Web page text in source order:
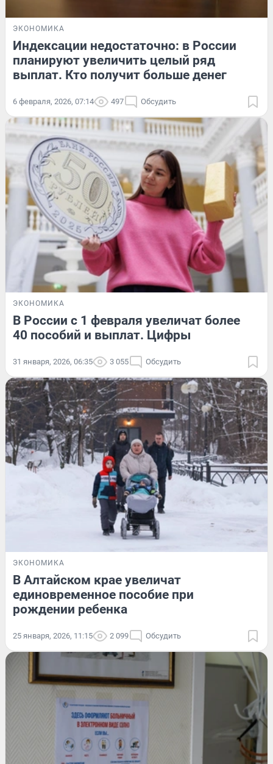
ЭКОНОМИКА
Индексации недостаточно: в России
планируют увеличить целый ряд
выплат. Кто получит больше денег
6 февраля, 2026, 07:14 497 Обсудить
ЭКОНОМИКА
В России с 1 февраля увеличат более
40 пособий и выплат. Цифры
31 января, 2026, 06:35 3 055 Обсудить
ЭКОНОМИКА
В Алтайском крае увеличат
единовременное пособие при
рождении ребенка
25 января, 2026, 11:15 2 099 Обсудить